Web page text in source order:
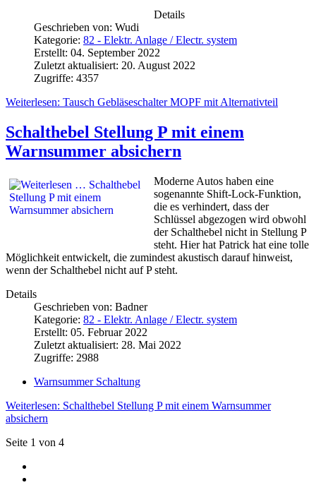
Details
Geschrieben von: Wudi
Kategorie: 82 - Elektr. Anlage / Electr. system
Erstellt: 04. September 2022
Zuletzt aktualisiert: 20. August 2022
Zugriffe: 4357
Weiterlesen: Tausch Gebläseschalter MOPF mit Alternativteil
Schalthebel Stellung P mit einem
Warnsummer absichern
Moderne Autos haben eine
sogenannte Shift-Lock-Funktion,
die es verhindert, dass der
Schlüssel abgezogen wird obwohl
der Schalthebel nicht in Stellung P
steht. Hier hat Patrick hat eine tolle
Möglichkeit entwickelt, die zumindest akustisch darauf hinweist,
wenn der Schalthebel nicht auf P steht.
Details
Geschrieben von: Badner
Kategorie: 82 - Elektr. Anlage / Electr. system
Erstellt: 05. Februar 2022
Zuletzt aktualisiert: 28. Mai 2022
Zugriffe: 2988
Warnsummer Schaltung
Weiterlesen: Schalthebel Stellung P mit einem Warnsummer
absichern
Seite 1 von 4